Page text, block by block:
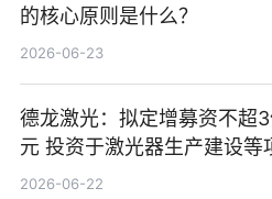
的核心原则是什么？
2026-06-23
德龙激光：拟定增募资不超
元 投资于激光器生产建设等
2026-06-22